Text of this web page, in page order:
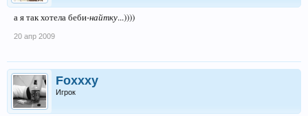
а я так хотела беби-найтку...))))
20 апр 2009
Foxxxy
Игрок